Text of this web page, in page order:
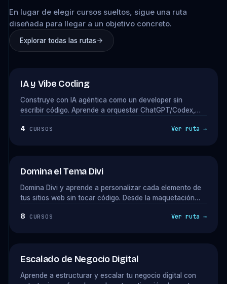
En lugar de elegir cursos sueltos, sigue una ruta
diseñada para llegar a un objetivo concreto.
Explorar todas las rutas
IA y Vibe Coding
Construye con IA agéntica como un developer sin
escribir código. Aprende a orquestar ChatGPT/Codex,
integraciones y productos digitales que puedas vender
4 CURSOS Ver ruta →
Domina el Tema Divi
Domina Divi y aprende a personalizar cada elemento de
tus sitios web sin tocar código. Desde la maquetación
efectos visuales y optimización de velocidad, todo lo que
8 CURSOS Ver ruta →
Escalado de Negocio Digital
Aprende a estructurar y escalar tu negocio digital con